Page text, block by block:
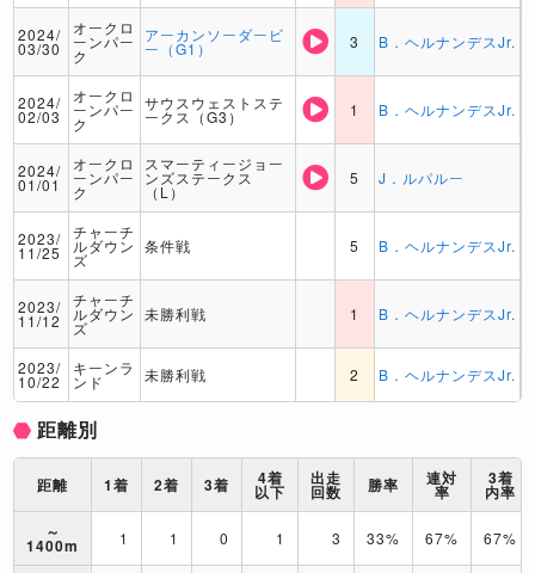
2024/
03/30
オークロ
ーンパー
ク
アーカンソーダービ
ー（G1） 3 B．ヘルナンデスJr.
2024/
02/03
オークロ
ーンパー
ク
サウスウェストステ
ークス（G3） 1 B．ヘルナンデスJr.
2024/
01/01
オークロ
ーンパー
ク
スマーティージョー
ンズステークス
（L）
5 J．ルパルー
2023/
11/25
チャーチ
ルダウン
ズ
条件戦 5 B．ヘルナンデスJr.
2023/
11/12
チャーチ
ルダウン
ズ
未勝利戦 1 B．ヘルナンデスJr.
2023/
10/22
キーンラ
ンド 未勝利戦 2 B．ヘルナンデスJr.
距離別
距離 1着 2着 3着 4着
以下
出走
回数 勝率 連対
率
3着
内率
～
1400m 1 1 0 1 3 33% 67% 67%